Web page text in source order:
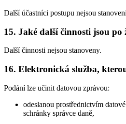
Další účastníci postupu nejsou
15. Jaké další činnosti jsou
Další činnosti nejsou stanoveny.
16. Elektronická služba,
Podání lze učinit datovou zprávou:
odeslanou prostřednictvím
schránky správce daně,